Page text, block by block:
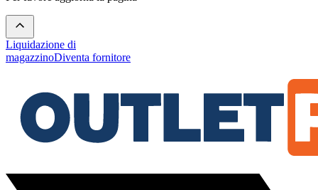
Liquidazione di
magazzinoDiventa fornitore